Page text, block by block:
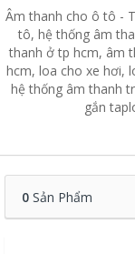
Âm thanh cho ô tô -
tô, hệ thống âm
thanh ở tp hcm, âm
hcm, loa cho xe hơi,
hệ thống âm thanh
gắn
0 Sản Phẩm